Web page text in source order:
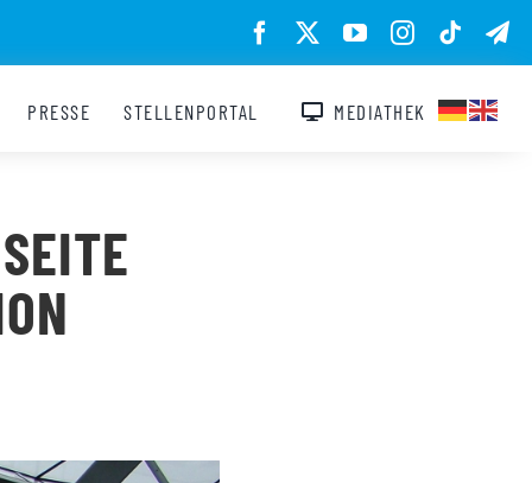
PRESSE STELLENPORTAL MEDIATHEK
F